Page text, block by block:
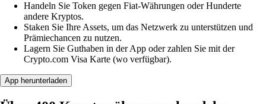
Handeln Sie Token gegen Fiat-Währungen oder Hunderte
andere Kryptos.
Staken Sie Ihre Assets, um das Netzwerk zu unterstützen und
Prämiechancen zu nutzen.
Lagern Sie Guthaben in der App oder zahlen Sie mit der
Crypto.com Visa Karte (wo verfügbar).
App herunterladen